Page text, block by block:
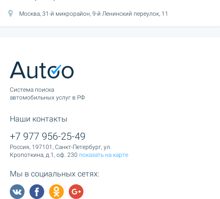
Москва, 31-й микрорайон, 9-й Ленинский переулок, 11
Cистема поиска
автомобильных услуг в РФ
Наши контакты
+7 977 956-25-49
Россия, 197101, Санкт-Петербург, ул.
Кропоткина, д.1, оф. 230 показать на карте
Мы в социальных сетях: